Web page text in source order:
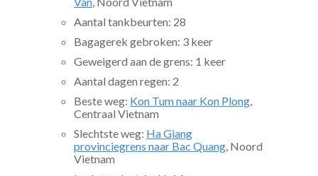
Aantal tankbeurten: 28
Bagagerek gebroken: 3 keer
Geweigerd aan de grens: 1 keer
Aantal dagen regen: 2
Beste weg: Kon Tum naar Kon Plong,
Centraal Vietnam
Slechtste weg: Ha Giang
provinciegrens naar Bac Quang, Noord
Vietnam